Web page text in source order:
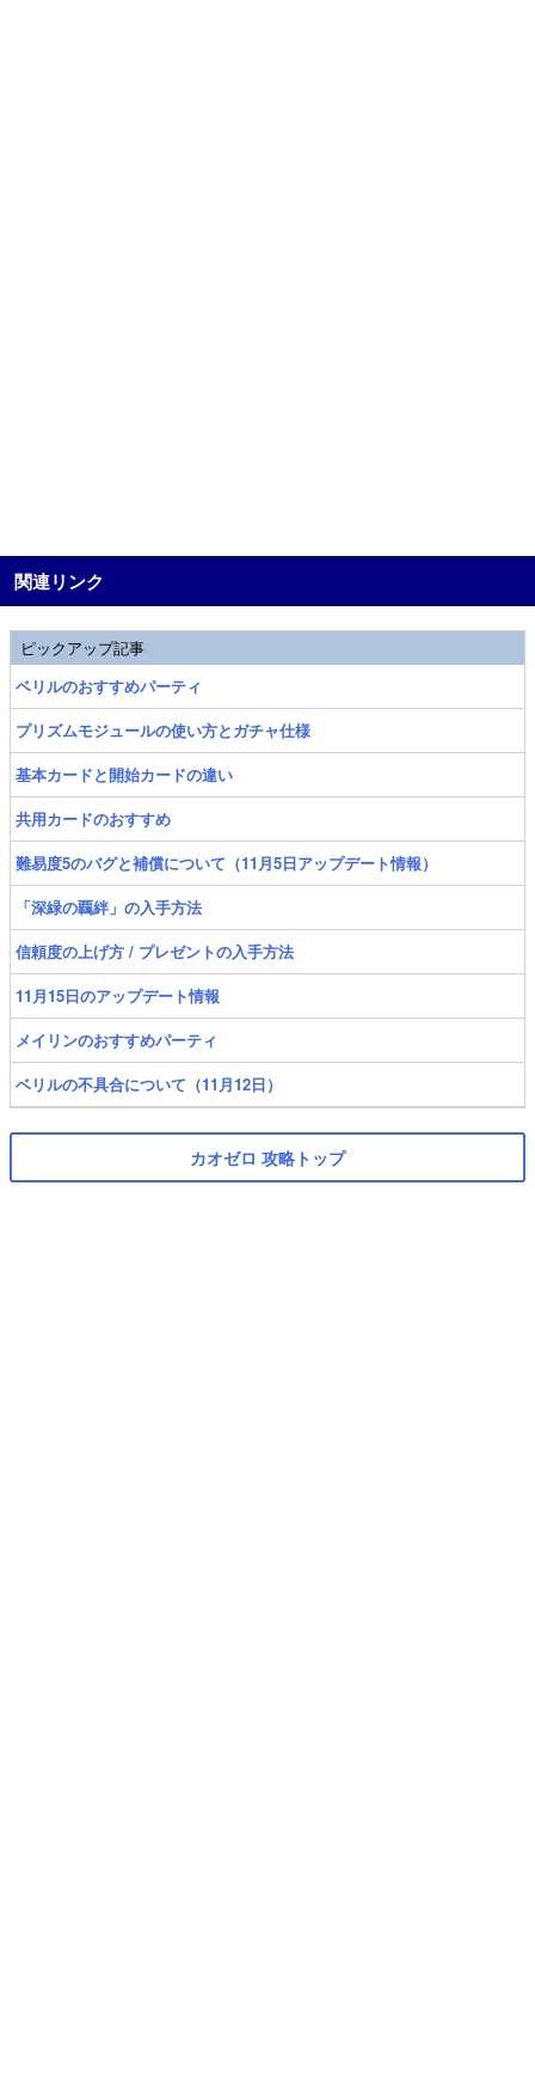
関連リンク
ピックアップ記事
ベリルのおすすめパーティ
プリズムモジュールの使い方とガチャ仕様
基本カードと開始カードの違い
共用カードのおすすめ
難易度5のバグと補償について（11月5日アップデート情報）
「深緑の覊絆」の入手方法
信頼度の上げ方 / プレゼントの入手方法
11月15日のアップデート情報
メイリンのおすすめパーティ
ベリルの不具合について（11月12日）
カオゼロ 攻略トップ